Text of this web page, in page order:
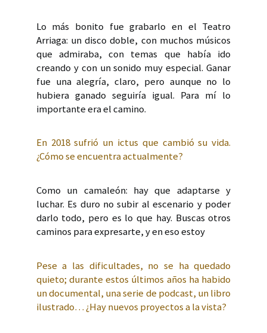
Lo más bonito fue grabarlo en el Teatro
Arriaga: un disco doble, con muchos músicos
que admiraba, con temas que había ido
creando y con un sonido muy especial. Ganar
fue una alegría, claro, pero aunque no lo
hubiera ganado seguiría igual. Para mí lo
importante era el camino.
En 2018 sufrió un ictus que cambió su vida.
¿Cómo se encuentra actualmente?
Como un camaleón: hay que adaptarse y
luchar. Es duro no subir al escenario y poder
darlo todo, pero es lo que hay. Buscas otros
caminos para expresarte, y en eso estoy
Pese a las dificultades, no se ha quedado
quieto; durante estos últimos años ha habido
un documental, una serie de podcast, un libro
ilustrado… ¿Hay nuevos proyectos a la vista?